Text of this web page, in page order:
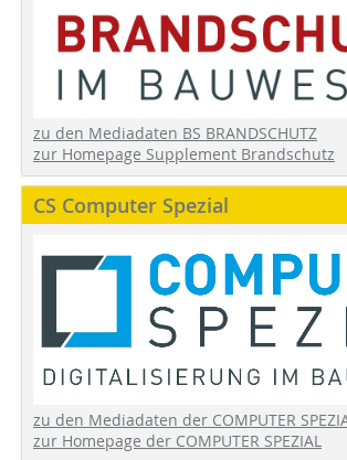
zu den Mediadaten BS BRANDSCHUTZ
zur Homepage Supplement Brandschutz
CS Computer Spezial
zu den Mediadaten der COMPUTER
zur Homepage der COMPUTER SPEZIAL